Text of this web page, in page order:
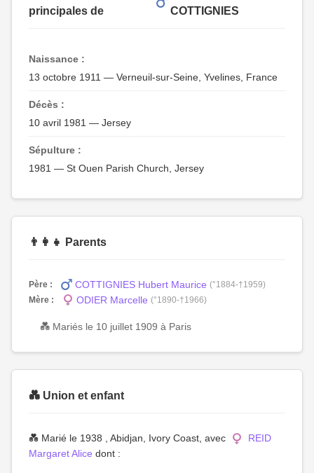
principales de
COTTIGNIES
Naissance :
13 octobre 1911 — Verneuil-sur-Seine, Yvelines, France
Décès :
10 avril 1981 — Jersey
Sépulture :
1981 — St Ouen Parish Church, Jersey
👨‍👩‍👧 Parents
Père : COTTIGNIES Hubert Maurice (°1884-†1959)
Mère :
ODIER Marcelle (°1890-†1966)
💑 Mariés le 10 juillet 1909 à Paris
💑 Union et enfant
💑 Marié le 1938 , Abidjan, Ivory Coast, avec
REID
Margaret Alice dont :